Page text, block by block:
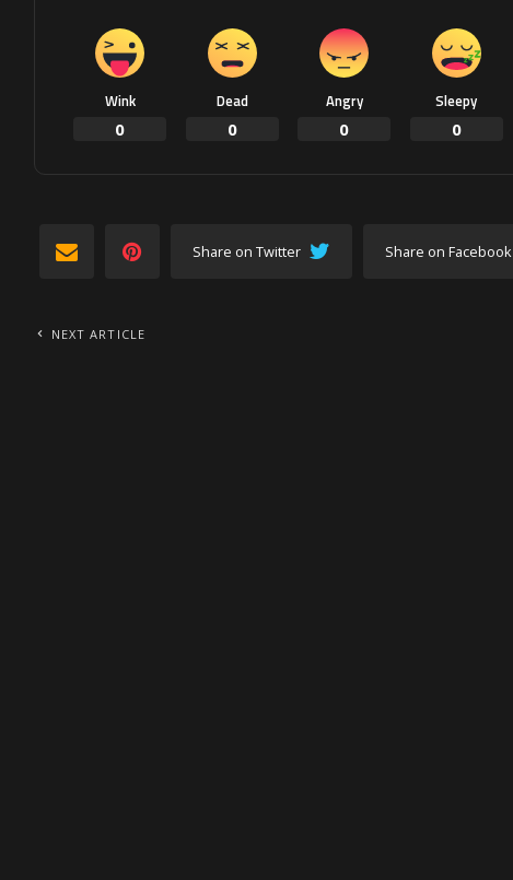
Sleepy
0
Angry
0
Dead
0
Wink
0
Share on Facebook
Share on Twitter
NEXT ARTICLE